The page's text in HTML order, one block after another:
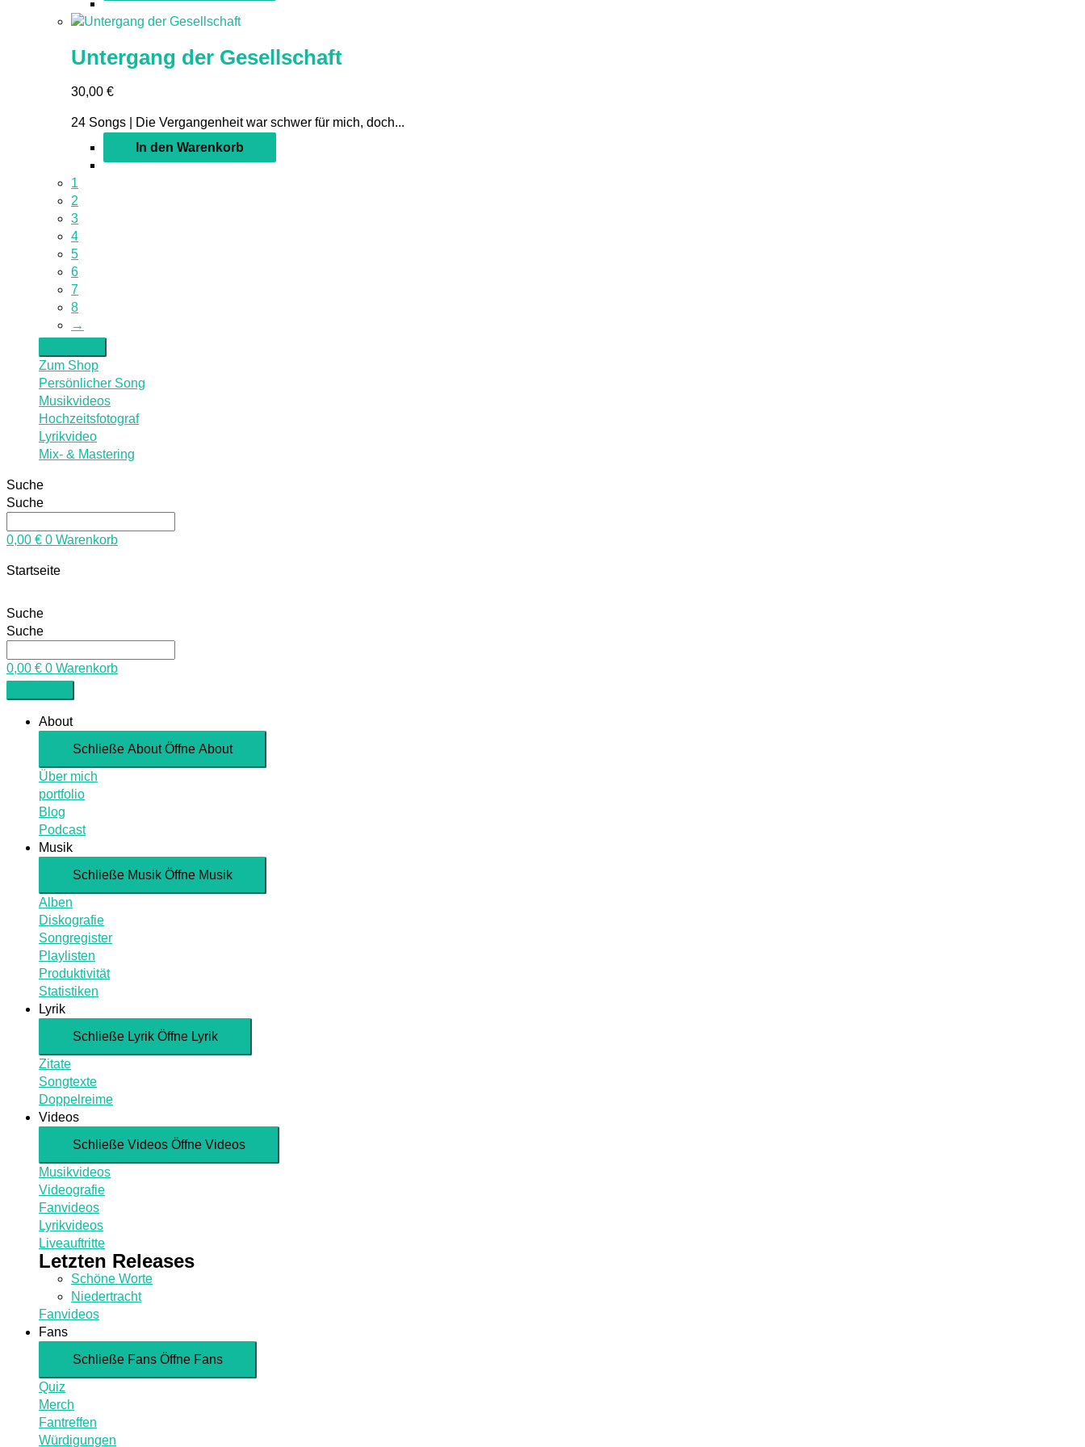
Untergang der Gesellschaft
30,00 €
24 Songs | Die Vergangenheit war schwer für mich, doch...
In den Warenkorb
1
2
3
4
5
6
7
8
→
Zum Shop
Persönlicher Song
Musikvideos
Hochzeitsfotograf
Lyrikvideo
Mix- & Mastering
Suche
Suche
0,00 € 0 Warenkorb
Startseite
Suche
Suche
0,00 € 0 Warenkorb
About
Schließe About Öffne About
Über mich
portfolio
Blog
Podcast
Musik
Schließe Musik Öffne Musik
Alben
Diskografie
Songregister
Playlisten
Produktivität
Statistiken
Lyrik
Schließe Lyrik Öffne Lyrik
Zitate
Songtexte
Doppelreime
Videos
Schließe Videos Öffne Videos
Musikvideos
Videografie
Fanvideos
Lyrikvideos
Liveauftritte
Letzten Releases
Schöne Worte
Niedertracht
Fanvideos
Fans
Schließe Fans Öffne Fans
Quiz
Merch
Fantreffen
Würdigungen